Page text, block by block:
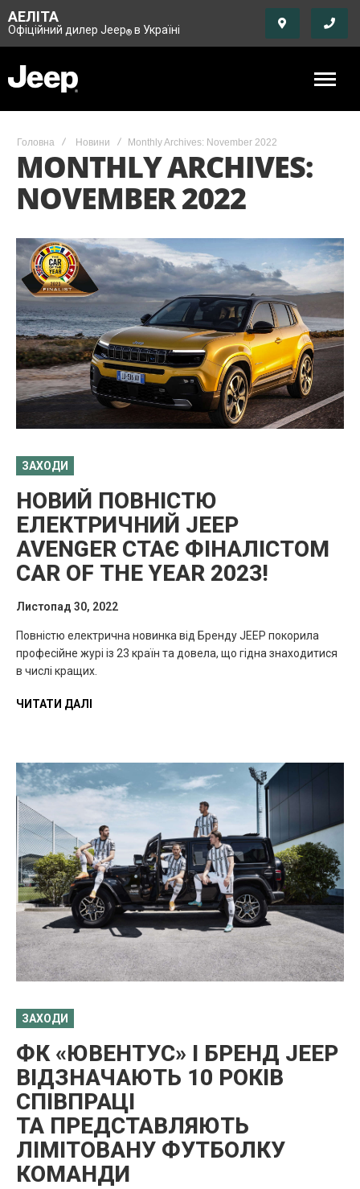
АЕЛІТА
Офіційний дилер Jeep® в Україні
Головна Новини Monthly Archives: November 2022
MONTHLY ARCHIVES:
NOVEMBER 2022
ЗАХОДИ
НОВИЙ ПОВНІСТЮ
ЕЛЕКТРИЧНИЙ JEEP
AVENGER СТАЄ ФІНАЛІСТОМ
CAR OF THE YEAR 2023!
Листопад 30, 2022
Повністю електрична новинка від Бренду JEEP покорила
професійне журі із 23 країн та довела, що гідна знаходитися
в числі кращих.
ЧИТАТИ ДАЛІ
ЗАХОДИ
ФК «ЮВЕНТУС» І БРЕНД JEEP
ВІДЗНАЧАЮТЬ 10 РОКІВ
СПІВПРАЦІ
ТА ПРЕДСТАВЛЯЮТЬ
ЛІМІТОВАНУ ФУТБОЛКУ
КОМАНДИ